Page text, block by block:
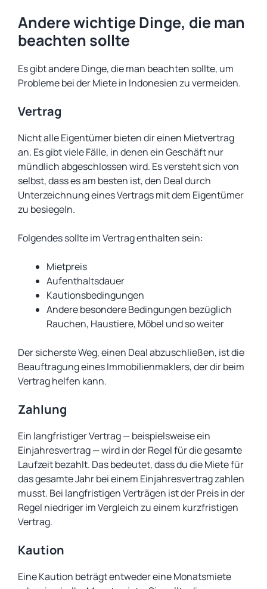
Andere wichtige Dinge, die man
beachten sollte
Es gibt andere Dinge, die man beachten sollte, um
Probleme bei der Miete in Indonesien zu vermeiden.
Vertrag
Nicht alle Eigentümer bieten dir einen Mietvertrag
an. Es gibt viele Fälle, in denen ein Geschäft nur
mündlich abgeschlossen wird. Es versteht sich von
selbst, dass es am besten ist, den Deal durch
Unterzeichnung eines Vertrags mit dem Eigentümer
zu besiegeln.
Folgendes sollte im Vertrag enthalten sein:
Mietpreis
Aufenthaltsdauer
Kautionsbedingungen
Andere besondere Bedingungen bezüglich
Rauchen, Haustiere, Möbel und so weiter
Der sicherste Weg, einen Deal abzuschließen, ist die
Beauftragung eines Immobilienmaklers, der dir beim
Vertrag helfen kann.
Zahlung
Ein langfristiger Vertrag — beispielsweise ein
Einjahresvertrag — wird in der Regel für die gesamte
Laufzeit bezahlt. Das bedeutet, dass du die Miete für
das gesamte Jahr bei einem Einjahresvertrag zahlen
musst. Bei langfristigen Verträgen ist der Preis in der
Regel niedriger im Vergleich zu einem kurzfristigen
Vertrag.
Kaution
Eine Kaution beträgt entweder eine Monatsmiete